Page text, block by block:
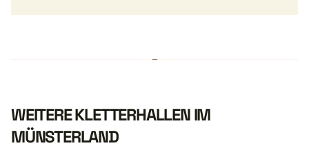
WEITERE KLETTERHALLEN IM
MÜNSTERLAND